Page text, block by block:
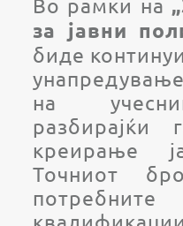
за јавни
биде
на
разбирајќи
креирање
Точниот
потребните